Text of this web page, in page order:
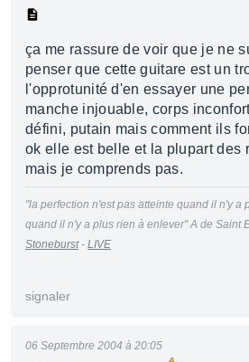
ça me rassure de voir que je ne
penser que cette guitare est un
l'opprotunité d'en essayer une
manche injouable, corps
défini, putain mais comment ils
ok elle est belle et la plupart des
mais je comprends pas.
"la perfection n'est pas atteinte quand il n'y a
quand il n'y a plus rien à enlever" A de Saint
Stoneburst- LIVE
signaler
06 Septembre 2004 à 20:05